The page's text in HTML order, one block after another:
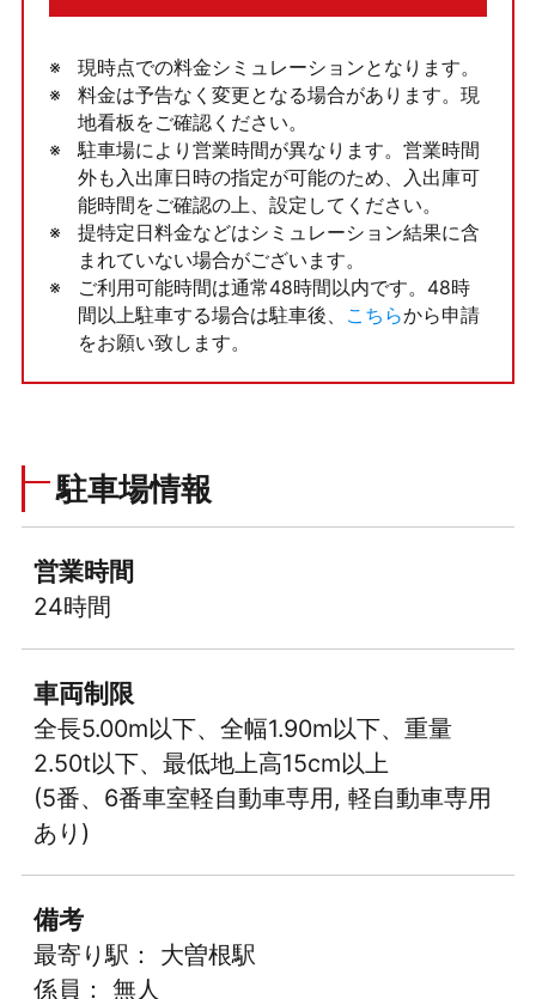
現時点での料金シミュレーションとなります。
料金は予告なく変更となる場合があります。現
地看板をご確認ください。
駐車場により営業時間が異なります。営業時間
外も入出庫日時の指定が可能のため、入出庫可
能時間をご確認の上、設定してください。
提特定日料金などはシミュレーション結果に含
まれていない場合がございます。
ご利用可能時間は通常48時間以内です。48時
間以上駐車する場合は駐車後、
こちらから申請
をお願い致します。
駐車場情報
営業時間
24時間
車両制限
全長5.00m以下、全幅1.90m以下、重量
2.50t以下、最低地上高15cm以上
(5番、6番車室軽自動車専用, 軽自動車専用
あり)
備考
最寄り駅： 大曽根駅
係員： 無人